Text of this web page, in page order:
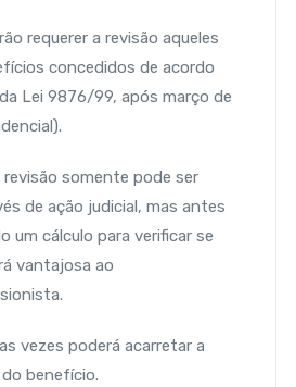
requerer a revisão aqueles
concedidos de acordo
Lei 9876/99, após março de
somente pode ser
de ação judicial, mas antes
um cálculo para verificar se
vantajosa ao
vezes poderá acarretar a
benefício.